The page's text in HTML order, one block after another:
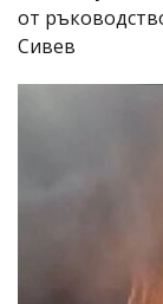
от
Сивев